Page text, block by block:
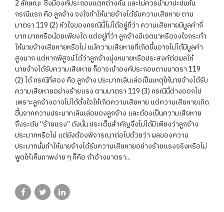
2 ลักษณะ ซึ่งมีองค์ประกอบแตกต่างกัน และไม่ควรนำมาปะปนกัน
กรณีแรก คือ ลูกจ้าง จงใจทำให้นายจ้างได้รับความเสียหาย ตาม
มาตรา 119 (2) หัวใจของกรณีนี้ไม่ได้อยู่ที่ว่า ความเสียหายมีมูลค่ากี่
บาท มากหรือน้อยเพียงใด แต่อยู่ที่ว่า ลูกจ้างมีเจตนาหรือจงใจกระทำ
ให้นายจ้างเสียหายหรือไม่ แม้ความเสียหายที่เกิดขึ้นอาจไม่ได้มีมูลค่า
สูงมาก แต่หากพิสูจน์ได้ว่าลูกจ้างมุ่งหมายหรือประสงค์ต่อผลให้
นายจ้างได้รับความเสียหาย ก็อาจเข้าองค์ประกอบตามมาตรา 119
(2) ได้ กรณีที่สอง คือ ลูกจ้าง ประมาทเลินเล่อเป็นเหตุให้นายจ้างได้รับ
ความเสียหายอย่างร้ายแรง ตามมาตรา 119 (3) กรณีนี้ต่างออกไป
เพราะลูกจ้างอาจไม่ได้ตั้งใจให้เกิดความเสียหาย แต่ความเสียหายเกิด
ขึ้นจากความประมาทเลินเล่อของลูกจ้าง และต้องเป็นความเสียหาย
ถึงระดับ “ร้ายแรง” ดังนั้น ประเด็นสำคัญจึงไม่ได้มีเพียงว่าลูกจ้าง
ประมาทหรือไม่ แต่ยังต้องพิจารณาต่อไปด้วยว่า ผลของความ
ประมาทนั้นทำให้นายจ้างได้รับความเสียหายอย่างร้ายแรงจริงหรือไม่
พูดให้เห็นภาพง่าย ๆ ก็คือ ถ้าอ้างมาตรา...